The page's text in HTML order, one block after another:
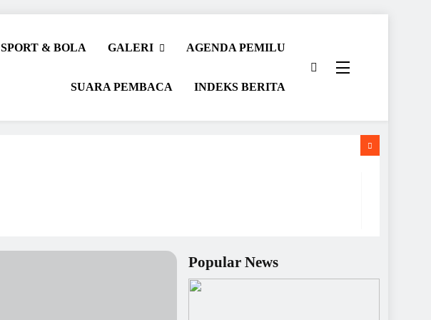
SPORT & BOLA GALERI AGENDA PEMILU
SUARA PEMBACA INDEKS BERITA
Popular News